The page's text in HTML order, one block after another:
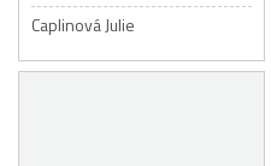
Caplinová Julie